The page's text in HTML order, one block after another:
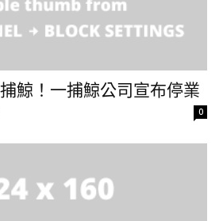
鯨！一捕鯨公司宣布停業
0